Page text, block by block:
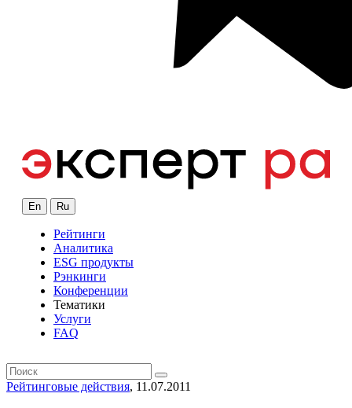
En Ru
Рейтинги
Аналитика
ESG продукты
Рэнкинги
Конференции
Тематики
Услуги
FAQ
Рейтинговые действия, 11.07.2011